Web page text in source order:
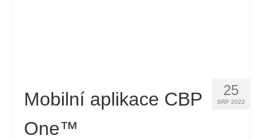
25
SRP 2022
Mobilní aplikace CBP
One™